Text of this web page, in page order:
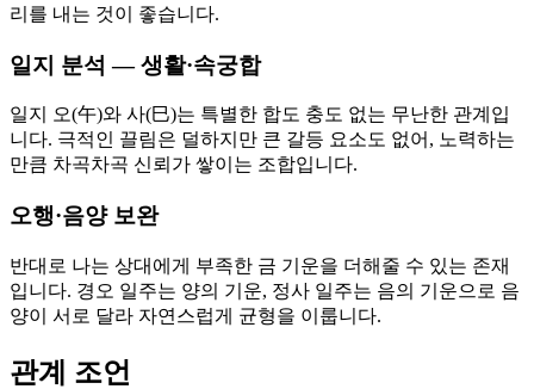
리를 내는 것이 좋습니다.
일지 분석 — 생활·속궁합
일지 오(午)와 사(巳)는 특별한 합도 충도 없는 무난한 관계입
니다. 극적인 끌림은 덜하지만 큰 갈등 요소도 없어, 노력하는
만큼 차곡차곡 신뢰가 쌓이는 조합입니다.
오행·음양 보완
반대로 나는 상대에게 부족한 금 기운을 더해줄 수 있는 존재
입니다. 경오 일주는 양의 기운, 정사 일주는 음의 기운으로 음
양이 서로 달라 자연스럽게 균형을 이룹니다.
관계 조언